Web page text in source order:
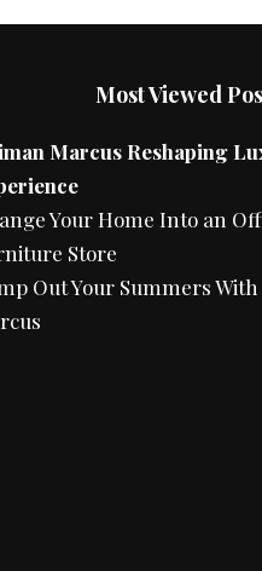
Most Viewed
Marcus Reshaping
Your Home Into an
Store
Out Your Summers